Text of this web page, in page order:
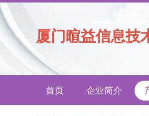
厦门暄益信息技
首页 企业简介